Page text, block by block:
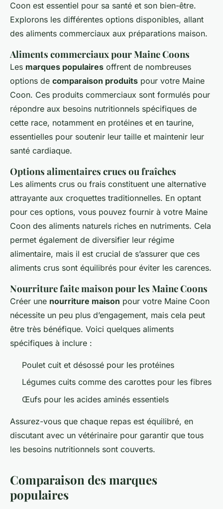
Coon est essentiel pour sa santé et son bien-être.
Explorons les différentes options disponibles, allant
des aliments commerciaux aux préparations maison.
Aliments commerciaux pour Maine Coons
Les marques populaires offrent de nombreuses
options de comparaison produits pour votre Maine
Coon. Ces produits commerciaux sont formulés pour
répondre aux besoins nutritionnels spécifiques de
cette race, notamment en protéines et en taurine,
essentielles pour soutenir leur taille et maintenir leur
santé cardiaque.
Options alimentaires crues ou fraîches
Les aliments crus ou frais constituent une alternative
attrayante aux croquettes traditionnelles. En optant
pour ces options, vous pouvez fournir à votre Maine
Coon des aliments naturels riches en nutriments. Cela
permet également de diversifier leur régime
alimentaire, mais il est crucial de s’assurer que ces
aliments crus sont équilibrés pour éviter les carences.
Nourriture faite maison pour les Maine Coons
Créer une nourriture maison pour votre Maine Coon
nécessite un peu plus d’engagement, mais cela peut
être très bénéfique. Voici quelques aliments
spécifiques à inclure :
Poulet cuit et désossé pour les protéines
Légumes cuits comme des carottes pour les fibres
Œufs pour les acides aminés essentiels
Assurez-vous que chaque repas est équilibré, en
discutant avec un vétérinaire pour garantir que tous
les besoins nutritionnels sont couverts.
Comparaison des marques
populaires